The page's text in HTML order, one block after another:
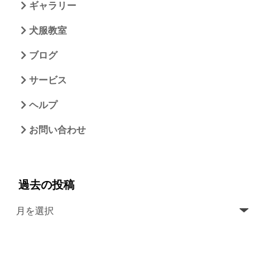
ギャラリー
犬服教室
ブログ
サービス
ヘルプ
お問い合わせ
過去の投稿